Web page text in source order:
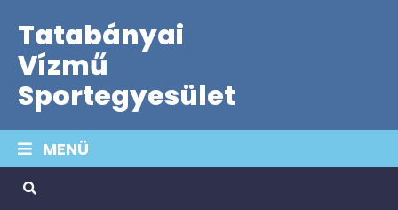
Tatabányai
Vízmű
Sportegyesület
MENÜ